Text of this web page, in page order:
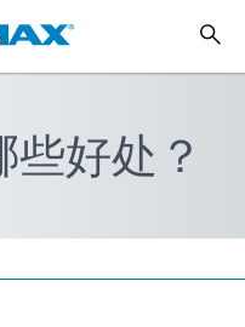
好处？